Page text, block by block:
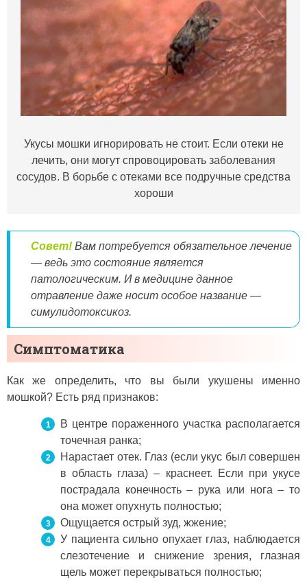
Укусы мошки игнорировать не стоит. Если отеки не
лечить, они могут спровоцировать заболевания
сосудов. В борьбе с отеками все подручные средства
хороши
Совет! Вам потребуется обязательное лечение
— ведь это состояние является
патологическим. И в медицине данное
отравление даже носит особое название —
симулидотоксикоз.
Симптоматика
Как же определить, что вы были укушены именно
мошкой? Есть ряд признаков:
В центре пораженного участка располагается
точечная ранка;
Нарастает отек. Глаз (если укус был совершен
в область глаза) – краснеет. Если при укусе
пострадала конечность – рука или нога – то
она может опухнуть полностью;
Ощущается острый зуд, жжение;
У пациента сильно опухает глаз, наблюдается
слезотечение и снижение зрения, глазная
щель может перекрываться полностью;